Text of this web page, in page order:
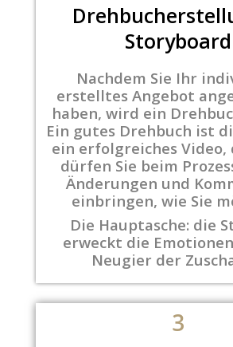
Storyboard
Nachdem Sie Ihr
erstelltes Angebot
haben, wird ein
Ein gutes Drehbuch ist
ein erfolgreiches Video,
dürfen Sie beim
Änderungen und
einbringen, wie Sie
Die Hauptasche: die
erweckt die
Neugier der
3